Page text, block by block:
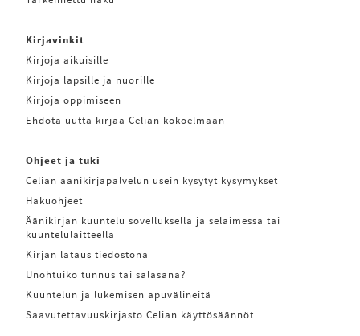
Kirjavinkit
Kirjoja aikuisille
Kirjoja lapsille ja nuorille
Kirjoja oppimiseen
Ehdota uutta kirjaa Celian kokoelmaan
Ohjeet ja tuki
Celian äänikirjapalvelun usein kysytyt kysymykset
Hakuohjeet
Äänikirjan kuuntelu sovelluksella ja selaimessa tai
kuuntelulaitteella
Kirjan lataus tiedostona
Unohtuiko tunnus tai salasana?
Kuuntelun ja lukemisen apuvälineitä
Saavutettavuuskirjasto Celian käyttösäännöt